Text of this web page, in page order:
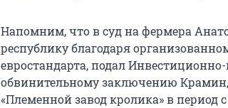
Напомним, что в суд на фермера
республику благодаря
евростандарта, подал
обвинительному заключению
«Племенной завод кролика» в период